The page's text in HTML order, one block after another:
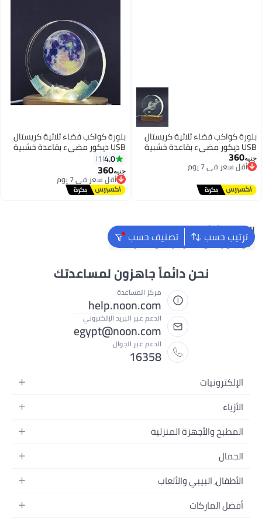
بلورة كواكب فضاء ثلاثية كريستال
USB ديكور مضيء بقاعدة خشبية
جنيه360
أقل سعر في 7 يوم
توصيل مجاني
أقل سعر في 7 يوم
بلورة كواكب فضاء ثلاثية كريستال
USB ديكور مضيء بقاعدة خشبية
4.0
1
جنيه360
أقل سعر في 7 يوم
توصيل مجاني
أقل سعر في 7 يوم
ترتيب حسب تصنيف حسب البحث الشائع
فوانيس رمضان أضواء رمضان أضواء LED
نحن دائماً جاهزون لمساعدتك
مركز المساعدة
help.noon.com
الدعم عبر البريد الإلكتروني
egypt@noon.com
الدعم عبر الجوال
16358
الإلكترونيات
الهواتف المتحركة
أجهزة الكمبيوتر المحمولة
الأجهزة المنزلية
التلفزيونات
سماعات الرأس
الأزياء
أزياء نسائية
أزياء البنات
أزياء الأولاد
ساعات يد للنساء
المطبخ والأجهزة المنزلية
المطبخ وأدوات الطعام
مستلزمات الحمام
ديكورات المنازل
الجمال
العطور النسائية
المكياج
الأطفال، البيبي والألعاب
عربات الأطفال وإكسسواراتها
أفضل الماركات